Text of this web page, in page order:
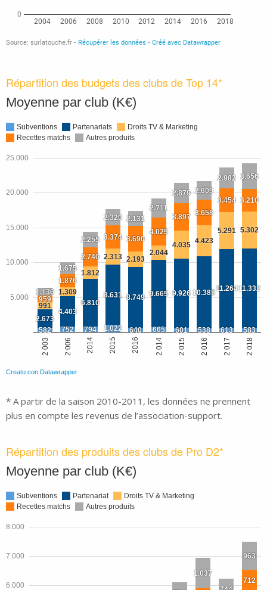
Répartition des budgets des clubs de Top 14*
* A partir de la saison 2010-2011, les données ne prennent
plus en compte les revenus de l’association-support.
Répartition des produits des clubs de Pro D2*